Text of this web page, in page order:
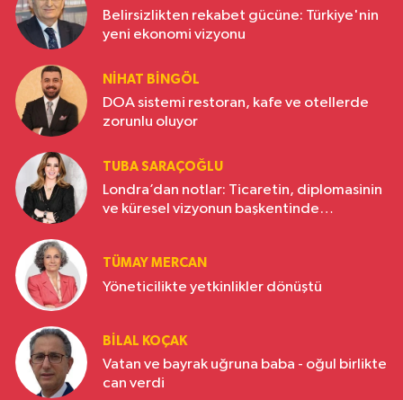
Belirsizlikten rekabet gücüne: Türkiye'nin
yeni ekonomi vizyonu
NIHAT BINGÖL
DOA sistemi restoran, kafe ve otellerde
zorunlu oluyor
TUBA SARAÇOĞLU
Londra’dan notlar: Ticaretin, diplomasinin
ve küresel vizyonun başkentinde
TÜMAY MERCAN
Yöneticilikte yetkinlikler dönüştü
BILAL KOÇAK
Vatan ve bayrak uğruna baba - oğul birlikte
can verdi